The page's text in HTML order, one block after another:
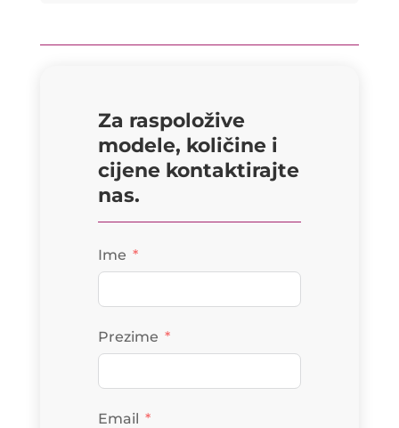
Za raspoložive
modele, količine i
cijene kontaktirajte
nas.
Ime
Prezime
Email